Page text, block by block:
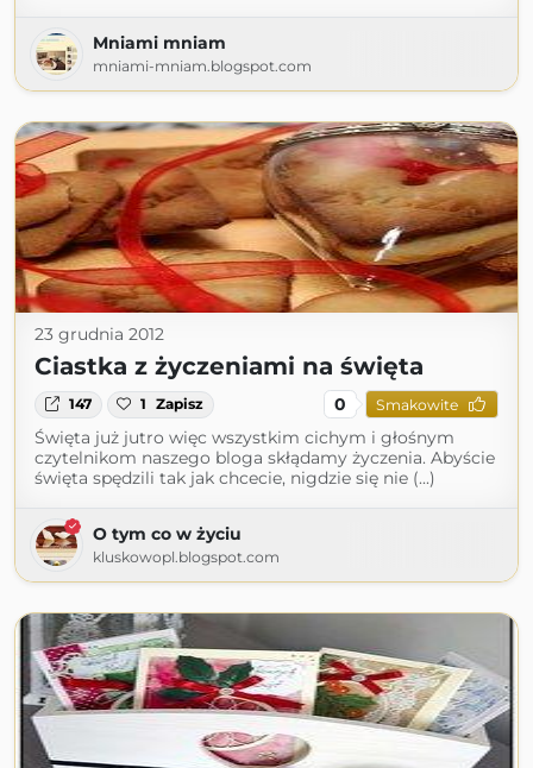
Mniami mniam
mniami-mniam.blogspot.com
23 grudnia 2012
Ciastka z życzeniami na święta
147 1 Zapisz 0 Smakowite
Święta już jutro więc wszystkim cichym i głośnym
czytelnikom naszego bloga skłądamy życzenia. Abyście
święta spędzili tak jak chcecie, nigdzie się nie (...)
O tym co w życiu
kluskowopl.blogspot.com